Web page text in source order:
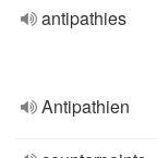
antipathies
Antipathien